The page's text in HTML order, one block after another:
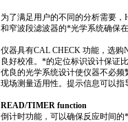
为了满足用户的不同的分析需要，
和窄波段滤波器的*光学系统确保
仪器具有CAL CHECK 功能，选购
良好校准。*的定位标识设计保证
优良的光学系统设计使仪器不必
现场测量适用性。提示信息可以
READ/TIMER function
倒计时功能，可以确保反应时间